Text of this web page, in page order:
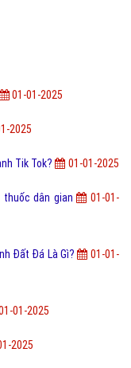
01-01-2025
2025
Tik Tok? 01-01-2025
dân gian
01-01-
Đất Đá Là Gì?
01-01-
01-2025
2025